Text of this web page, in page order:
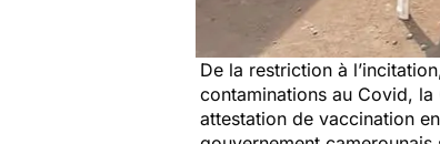
De la restriction à
contaminations au Covid,
attestation de vaccination